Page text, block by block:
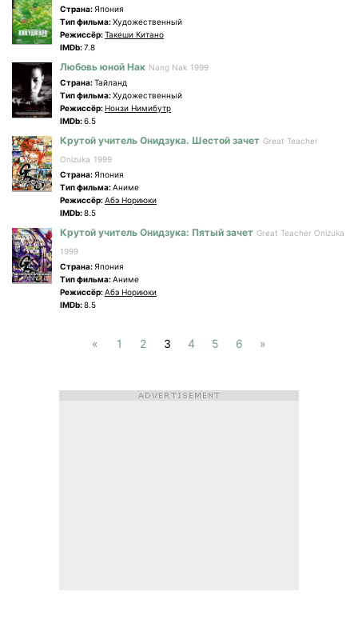
Страна: Япония
Tип фильма:Художественный
Режиссёр:Такеши Китано
IMDb:7.8
Любовь юной Нак Nang Nak 1999
Страна:Тайланд
Tип фильма:Художественный
Режиссёр:Нонзи Нимибутр
IMDb:6.5
Крутой учитель Онидзука. Шестой зачет Great Teacher
Onizuka 1999
Страна: Япония
Tип фильма:Аниме
Режиссёр:Абэ Нориюки
IMDb:8.5
Крутой учитель Онидзука: Пятый зачет Great Teacher Onizuka
1999
Страна: Япония
Tип фильма:Аниме
Режиссёр:Абэ Нориюки
IMDb:8.5
« 1 2 3 4 5 6 »